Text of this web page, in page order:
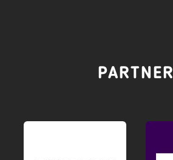
PARTNER